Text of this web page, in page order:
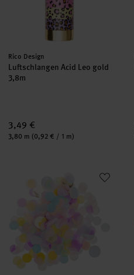
Hersteller:
Rico Design
Luftschlangen Acid Leo gold
3,8m
3,49 €
Inhalt:
3,80 m (0,92 € / 1 m)